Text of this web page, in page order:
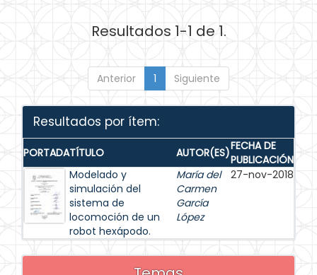
Resultados 1-1 de 1.
Anterior 1 Siguiente
Resultados por ítem:
PORTADATÍTULO AUTOR(ES)FECHA DE
PUBLICACIÓN
Modelado y
simulación del
sistema de
locomoción de un
robot hexápodo.
María del
Carmen
García
López
27-nov-2018